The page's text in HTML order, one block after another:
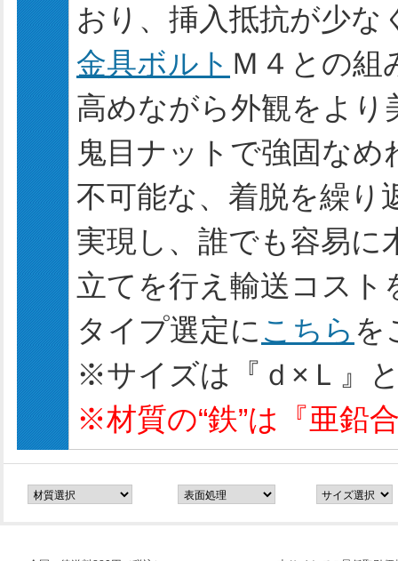
おり、挿入抵抗が少
金具ボルト Ｍ４との組
高めながら外観をより
鬼目ナットで強固な
不可能な、着脱を繰り
実現し、誰でも容易に
立てを行え輸送コスト
タイプ選定に こちら を
※サイズは『ｄ×Ｌ』
※材質の“鉄”は『亜鉛